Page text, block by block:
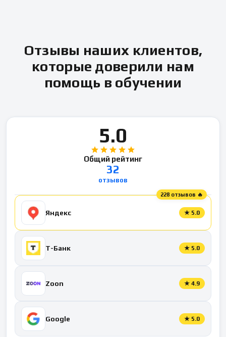
Отзывы наших клиентов,
которые доверили нам
помощь в обучении
5.0
Общий рейтинг
32
отзывов
228 отзывов 🔥
Яндекс ★ 5.0
Т-Банк ★ 5.0
Zoon ★ 4.9
Google ★ 5.0